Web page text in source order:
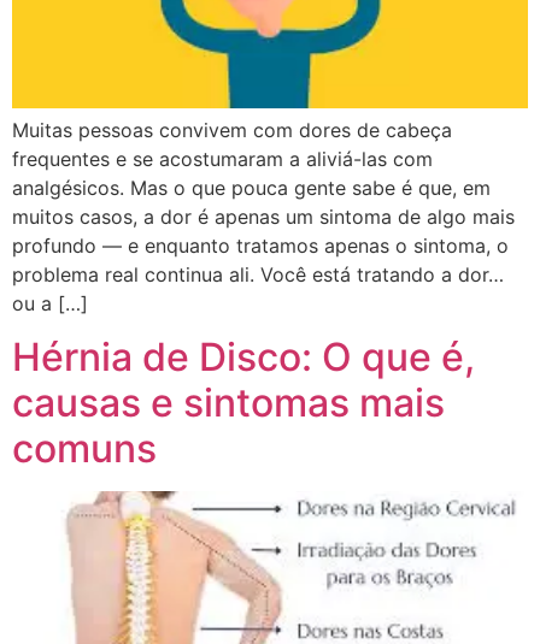
Muitas pessoas convivem com dores de cabeça
frequentes e se acostumaram a aliviá-las com
analgésicos. Mas o que pouca gente sabe é que, em
muitos casos, a dor é apenas um sintoma de algo mais
profundo — e enquanto tratamos apenas o sintoma, o
problema real continua ali. Você está tratando a dor…
ou a […]
Hérnia de Disco: O que é,
causas e sintomas mais
comuns